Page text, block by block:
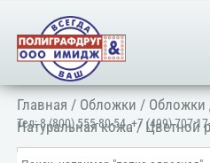
Тел:8 (800) 555-80-54,+7 (499) 707-
Главная / Обложки / Обложки
Натуральная кожа/ Цветной